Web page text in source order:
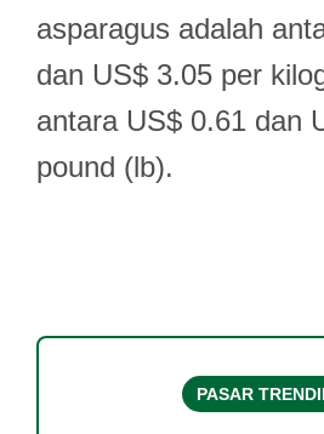
asparagus adalah
dan US$ 3.05 per
antara US$ 0.61 dan
pound (lb).
PASAR